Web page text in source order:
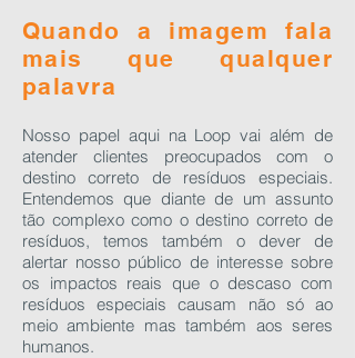
Quando a imagem fala
mais que qualquer
palavra
Nosso papel aqui na Loop vai além de
atender clientes preocupados com o
destino correto de resíduos especiais.
Entendemos que diante de um assunto
tão complexo como o destino correto de
resíduos, temos também o dever de
alertar nosso público de interesse sobre
os impactos reais que o descaso com
resíduos especiais causam não só ao
meio ambiente mas também aos seres
humanos.